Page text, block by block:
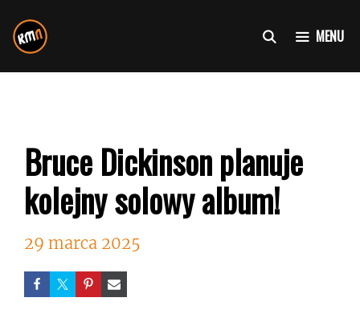
do
treści
MENU
Bruce Dickinson planuje
kolejny solowy album!
29 marca 2025